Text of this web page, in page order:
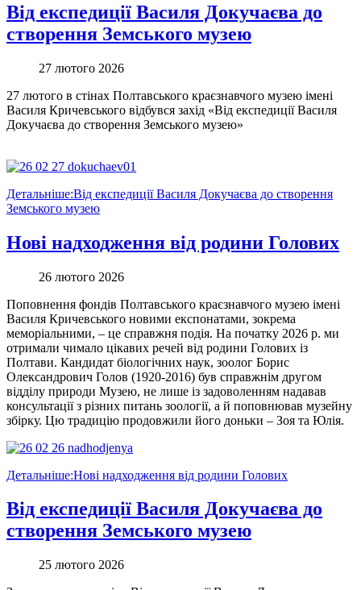
Від експедиції Василя Докучаєва до
створення Земського музею
27 лютого 2026
27 лютого в стінах Полтавського краєзнавчого музею імені
Василя Кричевського відбувся захід «Від експедиції Василя
Докучаєва до створення Земського музею»
Детальніше:Від експедиції Василя Докучаєва до створення
Земського музею
Нові надходження від родини Голових
26 лютого 2026
Поповнення фондів Полтавського краєзнавчого музею імені
Василя Кричевського новими експонатами, зокрема
меморіальними, – це справжня подія. На початку 2026 р. ми
отримали чимало цікавих речей від родини Голових із
Полтави. Кандидат біологічних наук, зоолог Борис
Олександрович Голов (1920-2016) був справжнім другом
відділу природи Музею, не лише із задоволенням надавав
консультації з різних питань зоології, а й поповнював музейну
збірку. Цю традицію продовжили його доньки – Зоя та Юлія.
Детальніше:Нові надходження від родини Голових
Від експедиції Василя Докучаєва до
створення Земського музею
25 лютого 2026